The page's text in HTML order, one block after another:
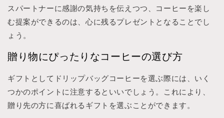
スパートナーに感謝の気持ちを伝えつつ、コーヒーを楽し
む提案ができるのは、心に残るプレゼントとなることでし
ょう。
贈り物にぴったりなコーヒーの選び方
ギフトとしてドリップバッグコーヒーを選ぶ際には、いく
つかのポイントに注意するといいでしょう。これにより、
贈り先の方に喜ばれるギフトを選ぶことができます。